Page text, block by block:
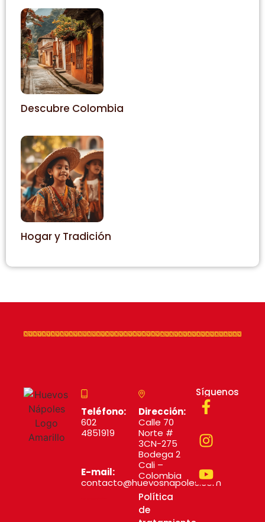
Descubre Colombia
Hogar y Tradición
Teléfono:
602
4851919
E-mail:
contacto@huevosnapoles.com
Dirección:
Calle 70
Norte #
3CN-275
Bodega 2
Cali –
Colombia
Política
de
Síguenos